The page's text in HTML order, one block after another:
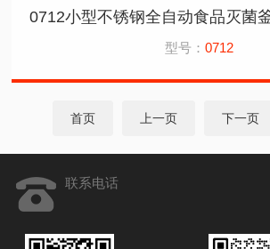
型号：0712
首页 上一页 下一页
联系电话